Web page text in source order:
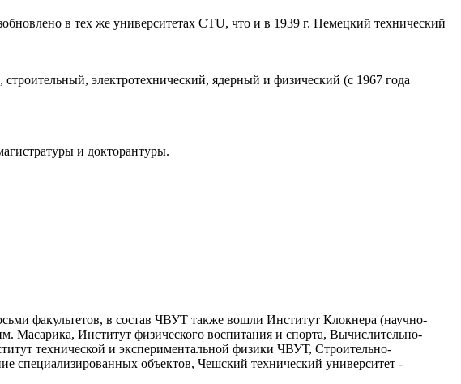
в тех же университетах CTU, что и в 1939 г. Немецкий технический
электротехнический, ядерный и физический (с 1967 года
и докторантуры.
факультетов, в состав ЧВУТ также вошли Институт Клокнера (научно-
Масарика, Институт физического воспитания и спорта, Вычислительно-
технической и экспериментальной физики ЧВУТ, Строительно-
специализированных объектов, Чешский технический университет -